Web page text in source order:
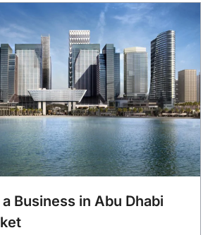
Business in Abu Dhabi